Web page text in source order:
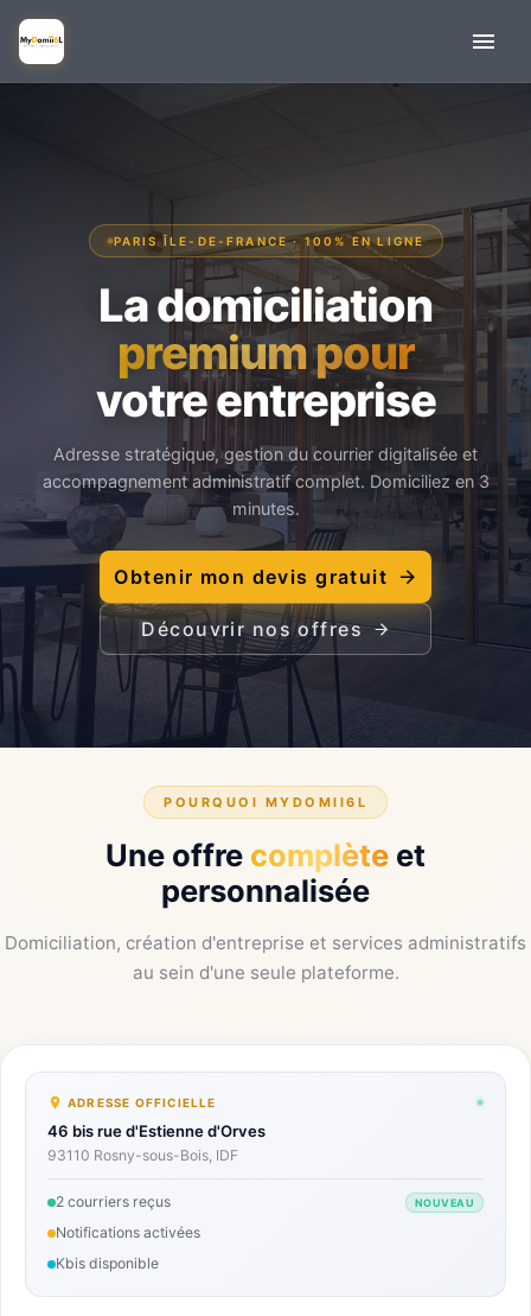
PARIS ÎLE-DE-FRANCE · 100% EN LIGNE
La domiciliation
premium pour
votre entreprise
Adresse stratégique, gestion du courrier digitalisée et
accompagnement administratif complet. Domiciliez en 3
minutes.
Obtenir mon devis gratuit
Découvrir nos offres
POURQUOI MYDOMII6L
Une offre complète et
personnalisée
Domiciliation, création d'entreprise et services administratifs
au sein d'une seule plateforme.
ADRESSE OFFICIELLE
46 bis rue d'Estienne d'Orves
93110 Rosny-sous-Bois, IDF
2 courriers reçus NOUVEAU
Notifications activées
Kbis disponible